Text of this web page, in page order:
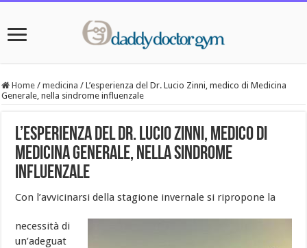
Home / medicina / L’esperienza del Dr. Lucio Zinni, medico di Medicina
Generale, nella sindrome influenzale
L’esperienza del Dr. Lucio Zinni, medico di
Medicina Generale, nella sindrome
influenzale
Con l’avvicinarsi della stagione invernale si ripropone la
necessità di
un’adeguat